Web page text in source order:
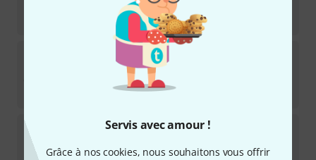
Servis avec amour !
Grâce à nos cookies, nous souhaitons vous offrir
Disponible immédiatement
Electro Harmonix
141
Disponible immédiatement
JAM pedalsWahcko
Disponible immédiatement